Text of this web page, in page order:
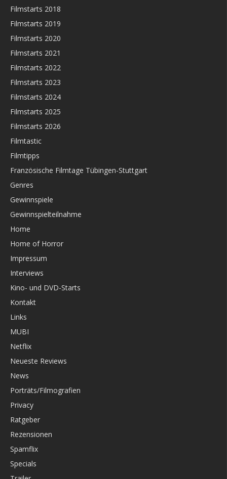
Filmstarts 2018
Filmstarts 2019
Filmstarts 2020
Filmstarts 2021
Filmstarts 2022
Filmstarts 2023
Filmstarts 2024
Filmstarts 2025
Filmstarts 2026
Filmtastic
Filmtipps
Französische Filmtage Tübingen-Stuttgart
Genres
Gewinnspiele
Gewinnspielteilnahme
Home
Home of Horror
Impressum
Interviews
Kino- und DVD-Starts
Kontakt
Links
MUBI
Netflix
Neueste Reviews
News
Porträts/Filmografien
Privacy
Ratgeber
Rezensionen
Spamflix
Specials